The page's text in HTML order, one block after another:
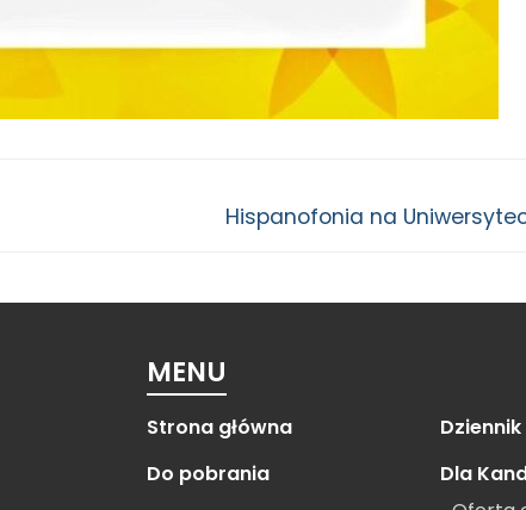
Hispanofonia na
MENU
Strona główna
Dla
Dziennik
Do pobrania